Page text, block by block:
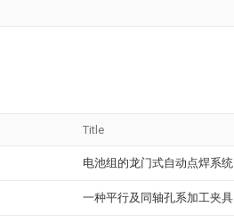
Title
电池组的龙门式自动点焊系统
一种平行及同轴孔系加工夹具